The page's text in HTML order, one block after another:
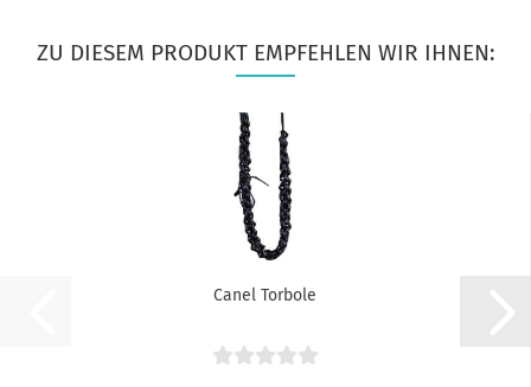
ZU DIESEM PRODUKT EMPFEHLEN WIR IHNEN:
Canel Torbole